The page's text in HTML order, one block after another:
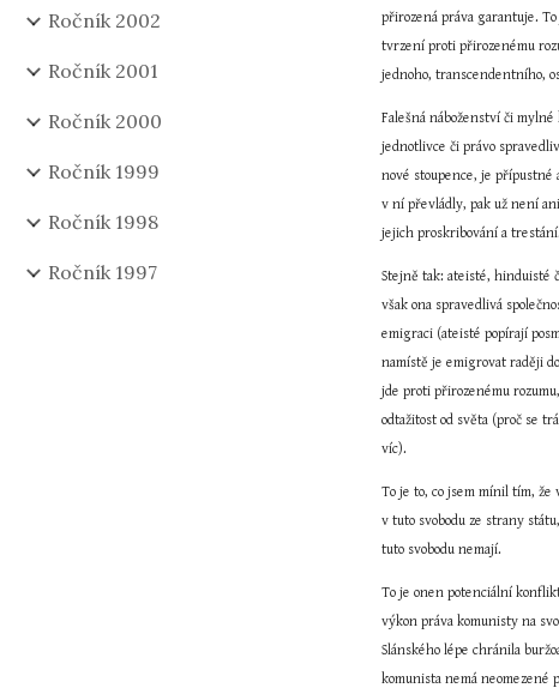
Ročník 2002
Ročník 2001
Ročník 2000
Ročník 1999
Ročník 1998
Ročník 1997
přirozená práva garantuje.
tvrzení proti přirozenému
jednoho, transcendentního,
Falešná náboženství či
jednotlivce či právo
nové stoupence, je přípustné
v ní převládly, pak už není
jejich proskribování a trestání.
Stejně tak: ateisté, hinduisté
však ona spravedlivá
emigraci (ateisté popírají
namístě je emigrovat raději
jde proti přirozenému
odtažitost od světa (proč se
víc).
To je to, co jsem mínil tím, že
v tuto svobodu ze strany
tuto svobodu nemají.
To je onen potenciální
výkon práva komunisty na
Slánského lépe chránila
komunista nemá neomezené